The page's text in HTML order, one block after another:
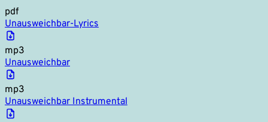
pdf
Unausweichbar-Lyrics
mp3
Unausweichbar
mp3
Unausweichbar Instrumental